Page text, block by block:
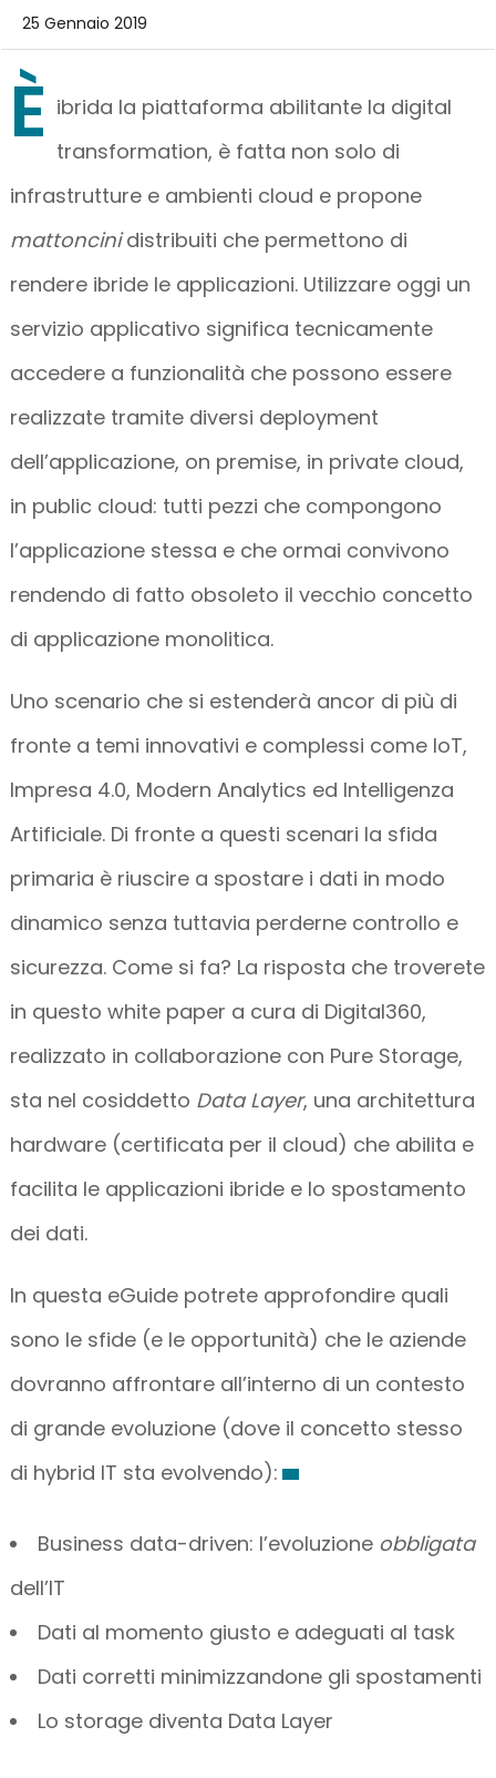
25 Gennaio 2019
È ibrida la piattaforma abilitante la digital
transformation, è fatta non solo di
infrastrutture e ambienti cloud e propone
mattoncinidistribuiti che permettono di
rendere ibride le applicazioni. Utilizzare oggi un
servizio applicativo significa tecnicamente
accedere a funzionalità che possono essere
realizzate tramite diversi deployment
dell’applicazione, on premise, in private cloud,
in public cloud: tutti pezzi che compongono
l’applicazione stessa e che ormai convivono
rendendo di fatto obsoleto il vecchio concetto
di applicazione monolitica.
Uno scenario che si estenderà ancor di più di
fronte a temi innovativi e complessi come IoT,
Impresa 4.0, Modern Analytics ed Intelligenza
Artificiale. Di fronte a questi scenari la sfida
primaria è riuscire a spostare i dati in modo
dinamico senza tuttavia perderne controllo e
sicurezza. Come si fa? La risposta che troverete
in questo white paper a cura di Digital360,
realizzato in collaborazione con Pure Storage,
sta nel cosiddetto Data Layer, una architettura
hardware (certificata per il cloud) che abilita e
facilita le applicazioni ibride e lo spostamento
dei dati.
In questa eGuide potrete approfondire quali
sono le sfide (e le opportunità) che le aziende
dovranno affrontare all’interno di un contesto
di grande evoluzione (dove il concetto stesso
di hybrid IT sta evolvendo):
Business data-driven: l’evoluzione obbligata
dell’IT
Dati al momento giusto e adeguati al task
Dati corretti minimizzandone gli spostamenti
Lo storage diventa Data Layer